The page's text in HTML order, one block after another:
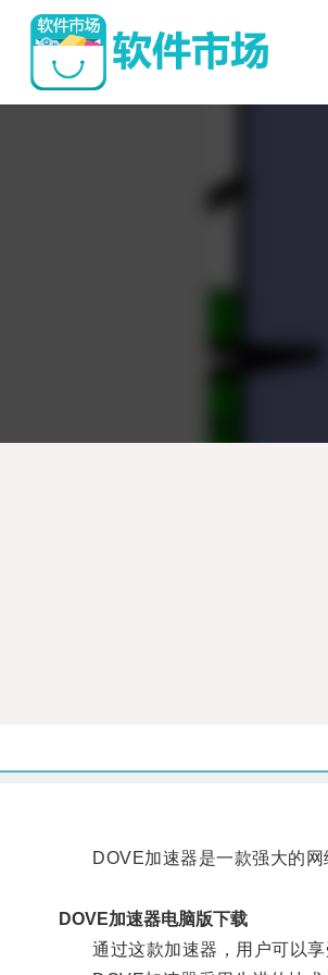
DOVE加速器是一款强大的网
DOVE加速器电脑版下载
通过这款加速器，用户可以享